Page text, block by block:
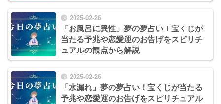
2025-02-26
「お風呂に異性」夢の夢占い！宝くじが
当たる予兆や恋愛運のお告げをスピリチ
ュアルの観点から解説
2025-02-26
「水漏れ」夢の夢占い！宝くじが当たる
予兆や恋愛運のお告げをスピリチュアル